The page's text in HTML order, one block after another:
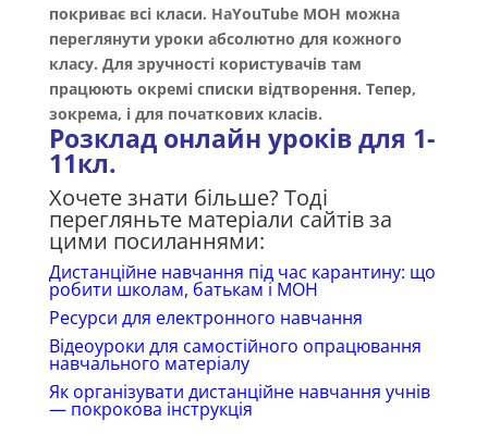
покриває всі класи. НаYouTube МОН можна
переглянути уроки абсолютно для кожного
класу. Для зручності користувачів там
працюють окремі списки відтворення. Тепер,
зокрема, і для початкових класів.
Розклад онлайн уроків для 1-
11кл.
Хочете знати більше? Тоді
перегляньте матеріали сайтів за
цими посиланнями:
Дистанційне навчання під час карантину: що
робити школам, батькам і МОН
Ресурси для електронного навчання
Відеоуроки для самостійного опрацювання
навчального матеріалу
Як організувати дистанційне навчання учнів
— покрокова інструкція